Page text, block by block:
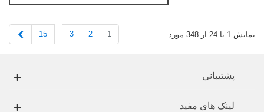
نمایش 1 تا 24 از 348 مورد 1
2
3
15
پشتیبانی
لینک های مفید